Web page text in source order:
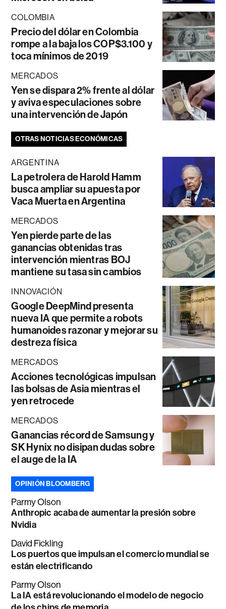
COLOMBIA
Precio del dólar en Colombia
rompe a la baja los COP$3.100 y
toca mínimos de 2019
MERCADOS
Yen se dispara 2% frente al dólar
y aviva especulaciones sobre
una intervención de Japón
OTRAS NOTICIAS ECONÓMICAS
ARGENTINA
La petrolera de Harold Hamm
busca ampliar su apuesta por
Vaca Muerta en Argentina
MERCADOS
Yen pierde parte de las
ganancias obtenidas tras
intervención mientras BOJ
mantiene su tasa sin cambios
INNOVACIÓN
Google DeepMind presenta
nueva IA que permite a robots
humanoides razonar y mejorar su
destreza física
MERCADOS
Acciones tecnológicas impulsan
las bolsas de Asia mientras el
yen retrocede
MERCADOS
Ganancias récord de Samsung y
SK Hynix no disipan dudas sobre
el auge de la IA
OPINIÓN BLOOMBERG
Parmy Olson
Anthropic acaba de aumentar la presión sobre
Nvidia
David Fickling
Los puertos que impulsan el comercio mundial se
están electrificando
Parmy Olson
La IA está revolucionando el modelo de negocio